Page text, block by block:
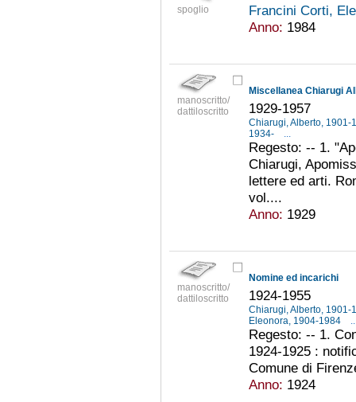
spoglio
Francini Corti,
Anno: 1984
manoscritto/
dattiloscritto
Miscellanea Chiarugi
1929-1957
Chiarugi, Alberto, 1901-
1934-
...
Regesto: -- 1.
Chiarugi,
lettere ed arti.
vol....
Anno: 1929
manoscritto/
dattiloscritto
Nomine ed incarichi
1924-1955
Chiarugi, Alberto, 1901-
Eleonora, 1904-1984
Regesto: -- 1.
1924-1925 :
Comune di
Anno: 1924